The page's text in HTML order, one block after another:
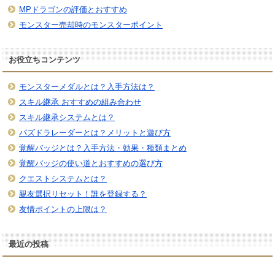
MPドラゴンの評価とおすすめ
モンスター売却時のモンスターポイント
お役立ちコンテンツ
モンスターメダルとは？入手方法は？
スキル継承 おすすめの組み合わせ
スキル継承システムとは？
パズドラレーダーとは？メリットと遊び方
覚醒バッジとは？入手方法・効果・種類まとめ
覚醒バッジの使い道とおすすめの選び方
クエストシステムとは？
親友選択リセット！誰を登録する？
友情ポイントの上限は？
最近の投稿